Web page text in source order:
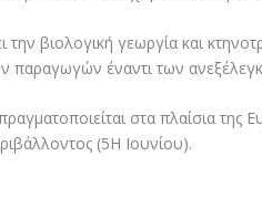
την βιολογική γεωργία και
παραγωγών έναντι των
στα πλαίσια της
(5Η Ιουνίου).